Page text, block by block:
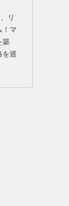
リ
！マ
築
を巡